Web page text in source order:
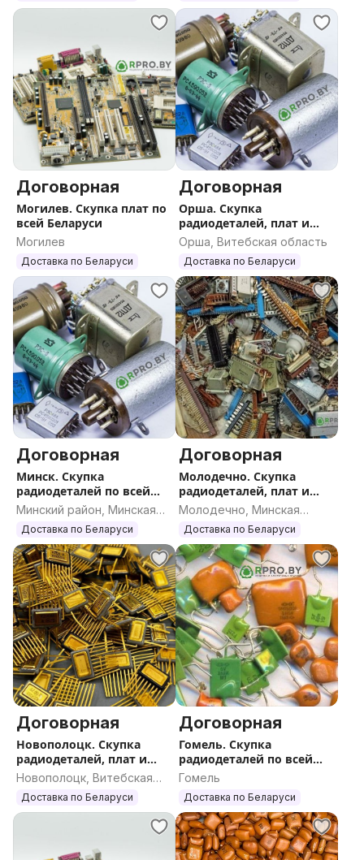
Договорная
Могилев. Скупка плат по
всей Беларуси
Могилев
Доставка по Беларуси
Договорная
Орша. Скупка
радиодеталей, плат и
катализаторов по всей
РБ
Орша, Витебская область
Доставка по Беларуси
Договорная
Минск. Скупка
радиодеталей по всей
Беларуси
Минский район, Минская
область
Доставка по Беларуси
Договорная
Молодечно. Скупка
радиодеталей, плат и
катализаторов по всей
Молодечно, Минская
область
Доставка по Беларуси
Договорная
Новополоцк. Скупка
радиодеталей, плат и
катализаторов по всей
Новополоцк, Витебская
область
Доставка по Беларуси
Договорная
Гомель. Скупка
радиодеталей по всей
Беларуси
Гомель
Доставка по Беларуси